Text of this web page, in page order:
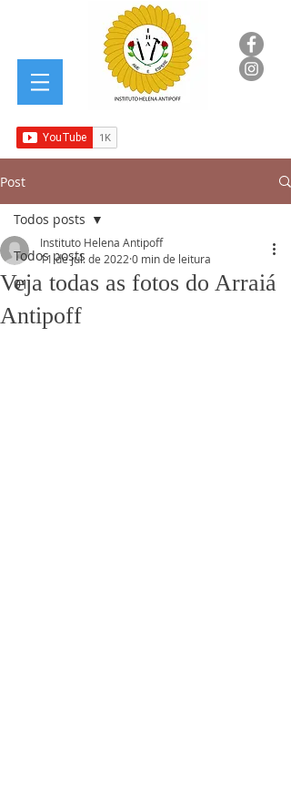
Post
Todos posts
01
Todos posts
Veja todas as fotos do Arraiá
Antipoff
Instituto Helena Antipoff
11 de jul. de 2022 0 min de leitura